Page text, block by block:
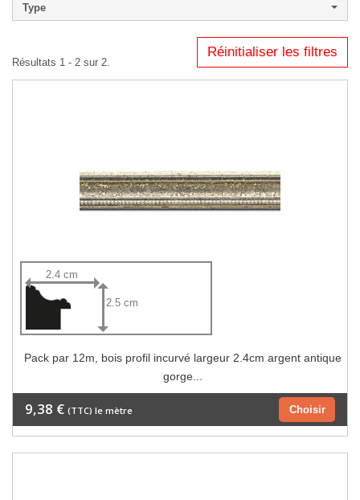
Type
Réinitialiser les filtres
Résultats 1 - 2 sur 2.
2.4 cm
2.5 cm
Pack par 12m, bois profil incurvé largeur 2.4cm argent antique
gorge...
Choisir
9,38 € (TTC) le mètre